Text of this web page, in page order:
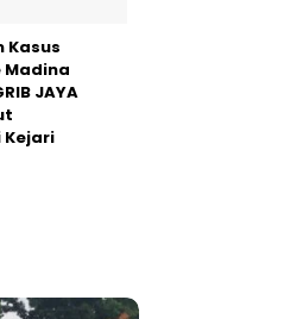
Kasus
Madina
JAYA